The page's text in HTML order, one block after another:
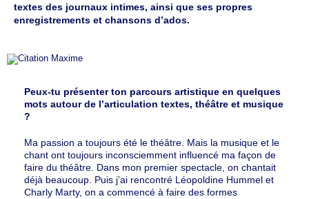
textes des journaux intimes, ainsi que ses propres
enregistrements et chansons d’ados.
Peux-tu présenter ton parcours artistique en quelques
mots autour de l’articulation textes, théâtre et musique
?
Ma passion a toujours été le théâtre. Mais la musique et le
chant ont toujours inconsciemment influencé ma façon de
faire du théâtre. Dans mon premier spectacle, on chantait
déjà beaucoup. Puis j’ai rencontré Léopoldine Hummel et
Charly Marty, on a commencé à faire des formes